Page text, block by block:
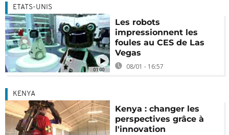
01:00
ETATS-UNIS
Les robots
impressionnent les
foules au CES de Las
Vegas
08/01 - 16:57
KENYA
Kenya : changer les
perspectives grâce à
l'innovation